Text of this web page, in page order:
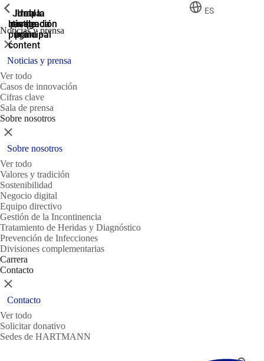
Ir a la
búsqueda
Ir a la
navegación
principal
Ir a la
navegación
principal
Jump
to the
main
content
Ir al
pie de
página
ES
Noticias y prensa
ShowPrevious
Cerrar
Noticias y prensa
Ver todo
Casos de innovación
Cifras clave
Sala de prensa
Sobre nosotros
ShowPrevious
Cerrar
Sobre nosotros
Ver todo
Valores y tradición
Sostenibilidad
Negocio digital
Equipo directivo
Gestión de la Incontinencia
Tratamiento de Heridas y Diagnóstico
Prevención de Infecciones
Divisiones complementarias
Carrera
Contacto
ShowPrevious
Cerrar
Contacto
Ver todo
Solicitar donativo
Sedes de HARTMANN